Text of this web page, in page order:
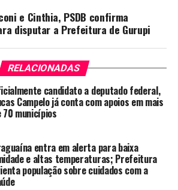
e Cinthia, PSDB confirma
disputar a Prefeitura de Gurupi
RELACIONADAS
candidato a deputado federal,
Campelo já conta com apoios em mais
70 municípios
entra em alerta para baixa
e altas temperaturas; Prefeitura
população sobre cuidados com a